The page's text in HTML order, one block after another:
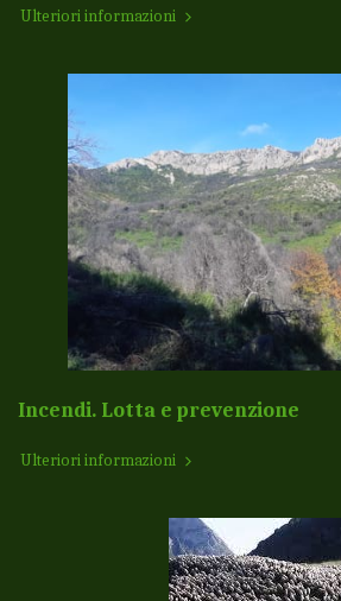
Ulteriori informazioni
Incendi. Lotta e prevenzione
Ulteriori informazioni